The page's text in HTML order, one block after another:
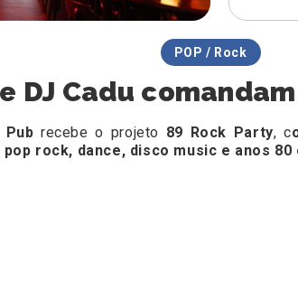
POP / Rock
DJ Cadu
Pubrecebe o projeto 89 Rock Party, c
pop rock, dance, disco music e anos 80